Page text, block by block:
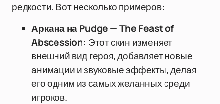
редкости. Вот несколько примеров:
Аркана на Pudge — The Feast of
Abscession: Этот скин изменяет
внешний вид героя, добавляет новые
анимации и звуковые эффекты, делая
его одним из самых желанных среди
игроков.